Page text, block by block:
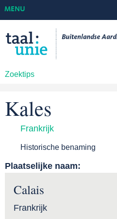
Zoektips
MENU
Kales
Frankrijk
Historische benaming
Plaatselijke naam:
Calais
Frankrijk